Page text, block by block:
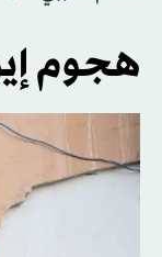
هجوم